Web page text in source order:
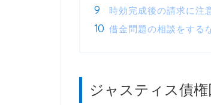
時効完成後の請求に注
借金問題の相談をする
ジャスティス債権